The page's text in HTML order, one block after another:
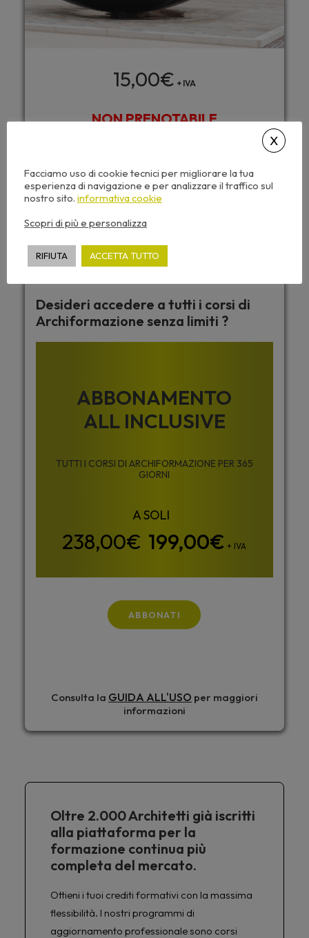
15,00€ + IVA
NON PRENOTABILE
Caricamento automatico dei CFP
Attestato di partecipazione
Dispense corso e video sempre disponibili
Desideri accedere a tutti i corsi di
Archiformazione senza limiti ?
ABBONAMENTO
ALL INCLUSIVE
TUTTI I CORSI DI ARCHIFORMAZIONE PER 365
GIORNI
199,00€ + IVA
ABBONATI
Consulta la GUIDA ALL'USO per maggiori
informazioni
Oltre 2.000 Architetti già iscritti
alla piattaforma per la
formazione continua più
completa del mercato.
Ottieni i tuoi crediti formativi con la massima
flessibilità. I nostri programmi di
aggiornamento professionale sono corsi
Facciamo uso di cookie tecnici per migliorare la tua
esperienza di navigazione e per analizzare il traffico sul
nostro sito. informativa cookie
Scopri di più e personalizza
RIFIUTA ACCETTA TUTTO